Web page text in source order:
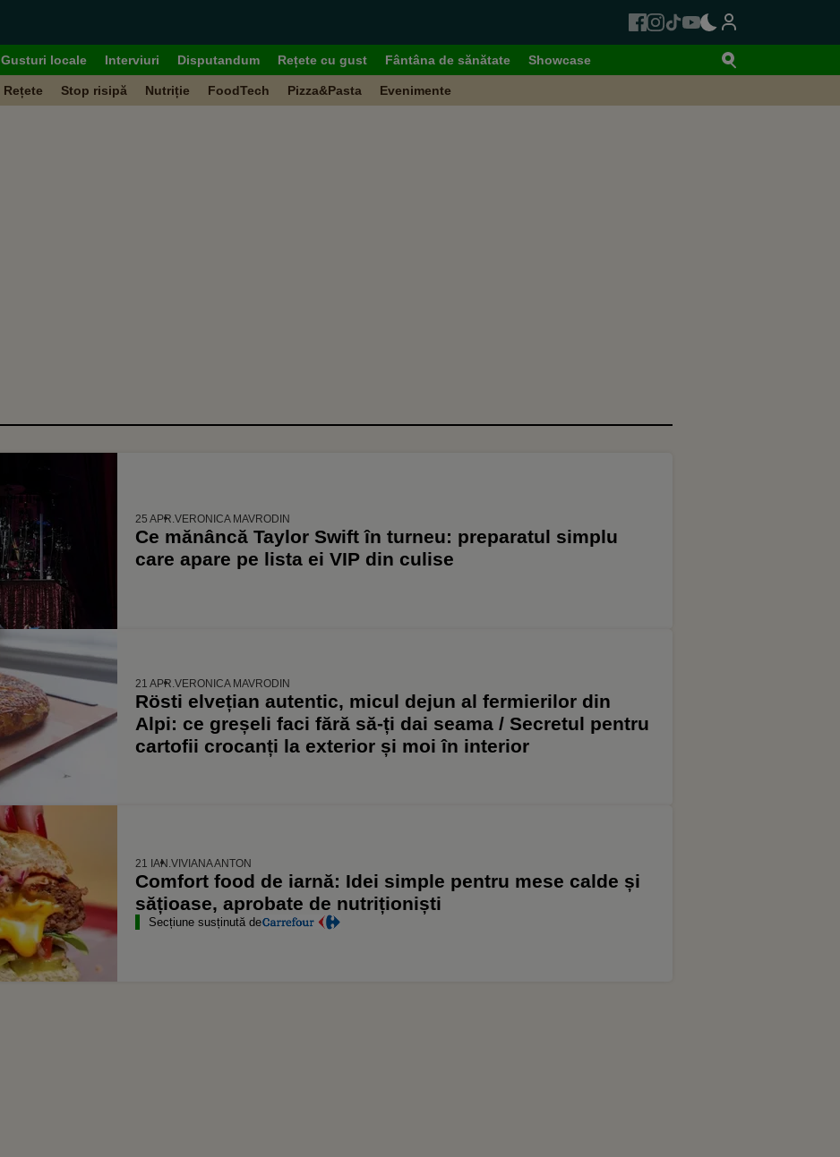
Gusturi locale Interviuri Disputandum Rețete cu gust Fântâna de sănătate Showcase
Rețete Stop risipă Nutriție FoodTech Pizza&Pasta Evenimente
25 APR. VERONICA MAVRODIN
Ce mănâncă Taylor Swift în turneu: preparatul simplu
care apare pe lista ei VIP din culise
21 APR.VERONICA MAVRODIN
Rösti elvețian autentic, micul dejun al fermierilor din
Alpi: ce greșeli faci fără să-ți dai seama / Secretul pentru
cartofii crocanți la exterior și moi în interior
21 IAN.VIVIANA ANTON
Comfort food de iarnă: Idei simple pentru mese calde și
sățioase, aprobate de nutriționiști
Secțiune susținută de